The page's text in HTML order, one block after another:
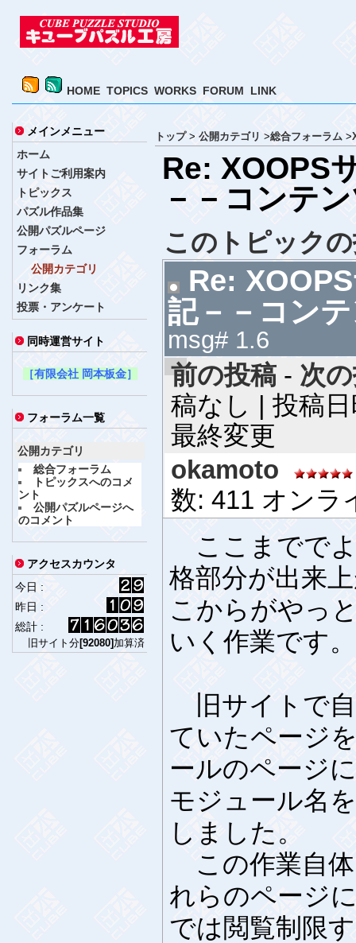
HOME TOPICS WORKS FORUM LINK
メインメニュー
ホーム
サイトご利用案内
トピックス
パズル作品集
公開パズルページ
フォーラム
公開カテゴリ
リンク集
投票・アンケート
同時運営サイト
［有限会社 岡本板金］
フォーラム一覧
公開カテゴリ
総合フォーラム
トピックスへのコメ
ント
公開パズルページへ
のコメント
アクセスカウンタ
今日 :
昨日 :
総計 :
旧サイト分[92080] 加算済
トップ> 公開カテゴリ >総合フォーラム >
Re: XOOPS
－－コンテ
このトピック
Re:
記－－コン
msg# 1.6
前の投稿 - 次
稿なし | 投稿
最終変更
okamoto
数: 411 オンラ
ここまでで
格部分が出来
こからがやっ
いく作業です。
旧サイトで
ていたページ
ールのページ
モジュール名
しました。
この作業自
れらのページ
では閲覧制限